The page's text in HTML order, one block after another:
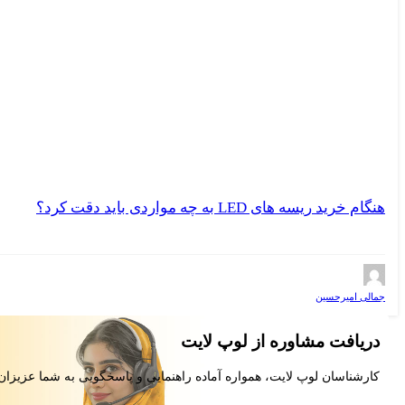
هنگام خرید ریسه های LED به چه مواردی باید دقت کرد؟
جمالی امیرحسین
دریافت مشاوره از لوپ لایت
کارشناسان لوپ لایت، همواره آماده راهنمایی و پاسخگویی به شما